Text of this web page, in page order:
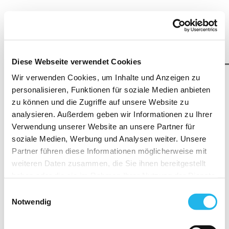
Diese Webseite verwendet Cookies
Wir verwenden Cookies, um Inhalte und Anzeigen zu
personalisieren, Funktionen für soziale Medien anbieten
zu können und die Zugriffe auf unsere Website zu
analysieren. Außerdem geben wir Informationen zu Ihrer
Verwendung unserer Website an unsere Partner für
soziale Medien, Werbung und Analysen weiter. Unsere
Partner führen diese Informationen möglicherweise mit
weiteren Daten zusammen, die Sie ihnen bereitgestellt
Indem Sie auf "Cookies zulassen" klicken, willigen Sie
zugleich gemäß Art. 49 Abs.1 S.1 lit. a) DS-GVO ein,
dass Ihre Daten in die USA übermittelt werden. Gemäß
Notwendig